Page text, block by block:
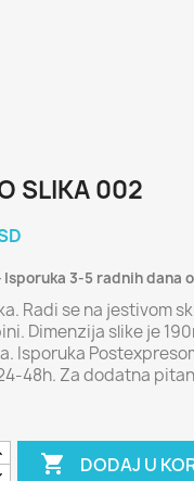
SLIKA 002
Isporuka 3-5 radnih dana
Radi se na jestivom
Dimenzija slike je
Isporuka
48h. Za dodatna
 DODAJ U